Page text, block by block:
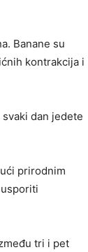
Banane su
kontrakcija i
dan jedete
prirodnim
tri i pet